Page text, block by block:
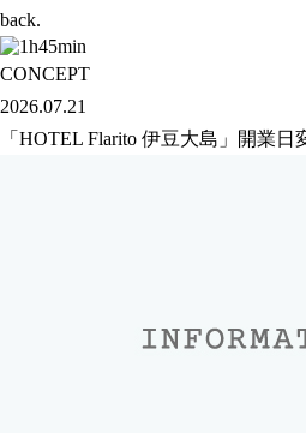
back.
CONCEPT
2026.07.21
「HOTEL Flarito 伊豆大島」開業